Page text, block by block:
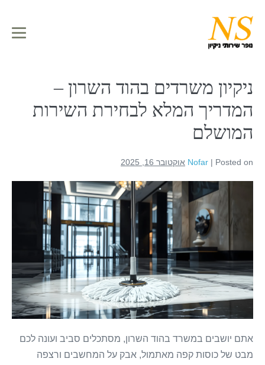
ניקיון משרדים בהוד השרון –
המדריך המלא לבחירת השירות
המושלם
Nofar |Posted on אוקטובר 16, 2025
אתם יושבים במשרד בהוד השרון, מסתכלים סביב ועונה לכם
מבט של כוסות קפה מאתמול, אבק על המחשבים ורצפה